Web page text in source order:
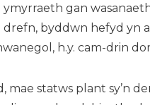
gan
byddwn hefyd yn
h.y. cam-drin
mae statws plant sy’n